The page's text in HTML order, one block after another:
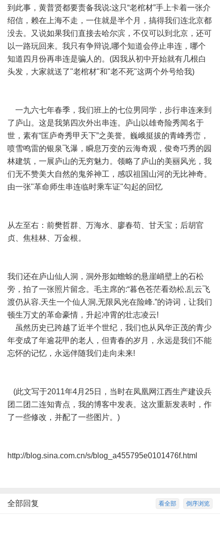
到此事，黄普贤都要责备我说:这只“老棺材”手上卡着一张介
绍信，赖在上海不走，一住就是半个月，搞得我们连北京都
没去。又说如果我们直接去哈尔滨，不仅可以到北京，还可
以一路玩回来。我只有争辩说,哪个知道会停止串连，哪个
知道四月份再串连是骗人的。(因我从初中开始就有几根白
头发，大家就送了"老棺材"和"老不死"这两个外号给我)
一九六七年春季，我们班上的七位男同学，步行串连来到
了庐山。这是我第四次外出串连。庐山以雄奇险秀闻名于
世，素有“匡庐奇秀甲天下”之美誉。巍峨挺拔的青峰秀峦，
喷雪鸣雷的银泉飞瀑，瞬息万变的云海奇观，俊奇巧秀的园
林建筑，一展庐山的无穷魅力。领略了庐山的美丽风光，我
们无不赞美大自然的鬼斧神工，感叹祖国山河的无比神奇。
由一张"革命师生串连临时乘车证"勾起的回忆
从左至右：前樊哲群、万海水、廖春苟、甘天宝；后胡官
贞、焦桂林、万金根。
我们还在庐山仙人洞，洞外形如蟾蜍的悬崖峭壁上的石松
旁，拍了一张照片留念。毛主席的:“暮色苍茫看劲松,乱云飞
渡仍从容.天生一个仙人洞,无限风光在险峰.”的诗词，让我们
顿生万丈的革命豪情，升起冲霄的壮志凌云!
虽然历史已跨越了近半个世纪，我们也从风华正茂的青少
年变成了年逾花甲的老人，但青春的岁月，永远是我们不能
忘怀的记忆，永远伴随我们走向未来!
(此文写于2011年4月25日，当时在凤凰网江西生产建设兵
团二团二连知青点，我的博客中发表。这次重新发表时，作
了一些修改，并配了一些图片。)
http://blog.sina.com.cn/s/blog_a455795e0101476f.html
倒序浏览
看全部
全部回复